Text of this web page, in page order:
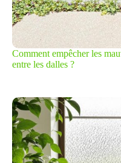
Comment empêcher les
entre les dalles ?